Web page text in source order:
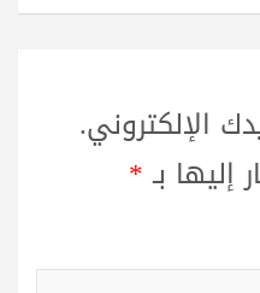
الإلكتروني.
إليها بـ*